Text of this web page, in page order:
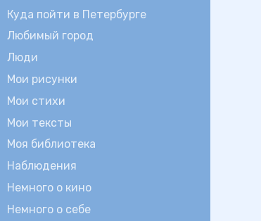
Куда пойти в Петербурге
Любимый город
Люди
Мои рисунки
Мои стихи
Мои тексты
Моя библиотека
Наблюдения
Немного о кино
Немного о себе